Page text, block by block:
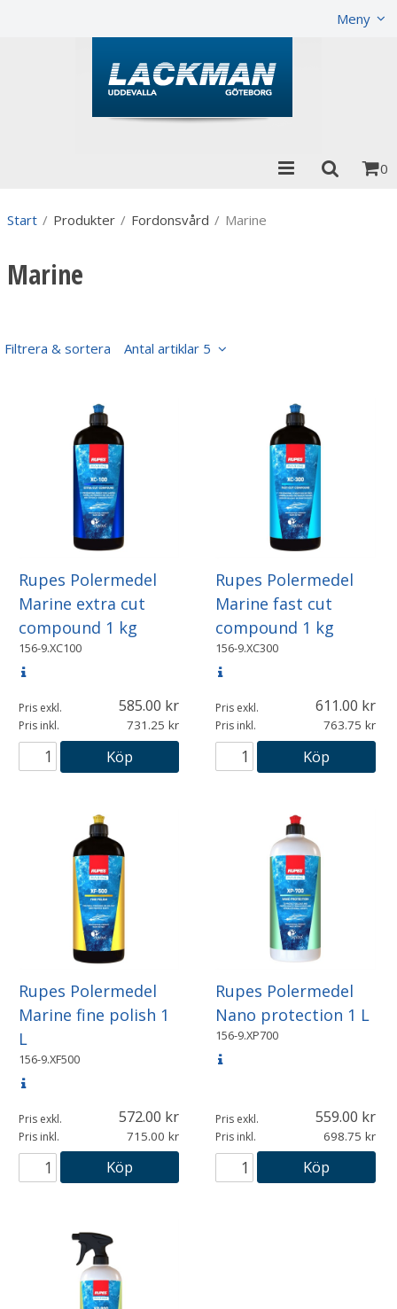
Meny
0
Start / Produkter / Fordonsvård / Marine
Marine
Filtrera & sortera Antal artiklar 5
Rupes Polermedel
Marine extra cut
compound 1 kg
156-9.XC100
Pris exkl. 585.00
Pris inkl. 731.25
Köp
Rupes Polermedel
Marine fast cut
compound 1 kg
156-9.XC300
Pris exkl. 611.00
Pris inkl. 763.75
Köp
Rupes Polermedel
Marine fine polish 1
L
156-9.XF500
Pris exkl. 572.00
Pris inkl. 715.00
Köp
Rupes Polermedel
Nano protection 1 L
156-9.XP700
Pris exkl. 559.00
Pris inkl. 698.75
Köp